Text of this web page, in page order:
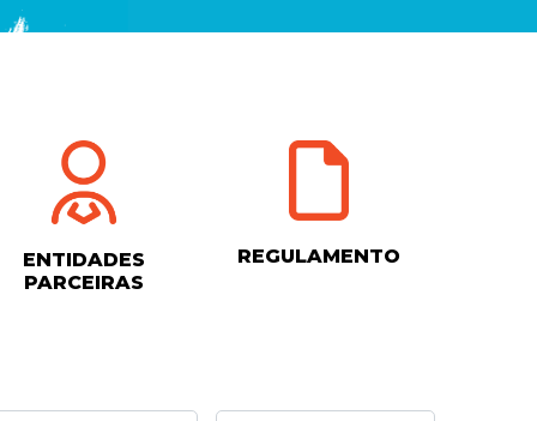
ENTIDADES
PARCEIRAS
REGULAMENTO